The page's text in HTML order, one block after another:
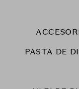
PASTA DE